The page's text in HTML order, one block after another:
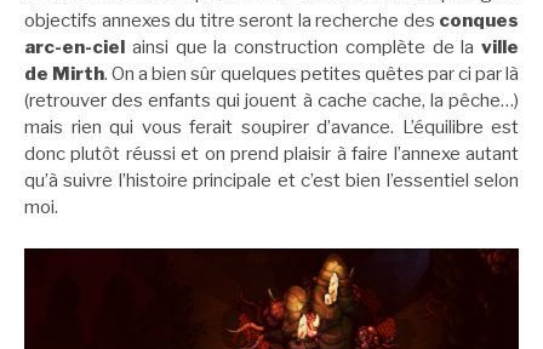
objectifs annexes du titre seront la recherche des conques
arc-en-ciel ainsi que la construction complète de la ville
de Mirth. On a bien sûr quelques petites quêtes par ci par là
(retrouver des enfants qui jouent à cache cache, la pêche…)
mais rien qui vous ferait soupirer d’avance. L’équilibre est
donc plutôt réussi et on prend plaisir à faire l’annexe autant
qu’à suivre l’histoire principale et c’est bien l’essentiel selon
moi.